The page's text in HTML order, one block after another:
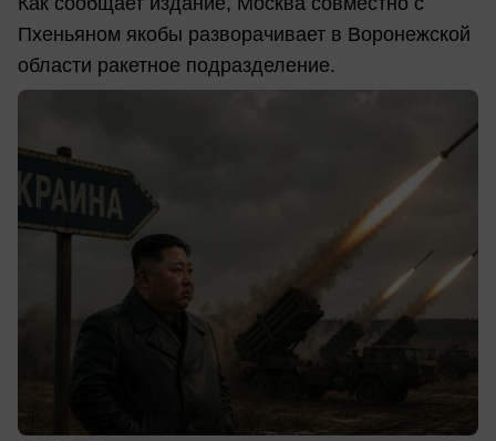
Пхеньяном якобы разворачивает в Воронежской
области ракетное подразделение.